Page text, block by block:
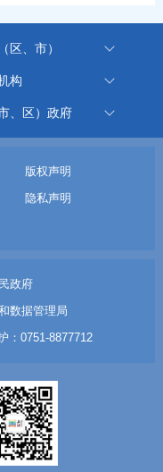
区、市）
构
、区）政府
版权声明
隐私声明
政府
数据管理局
：0751-8877712